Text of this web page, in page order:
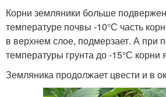
Корни земляники больше
температуре почвы -10°С часть
в верхнем слое, подмерзает. А при
температуры грунта до -15°С корни
Земляника продолжает цвести и в